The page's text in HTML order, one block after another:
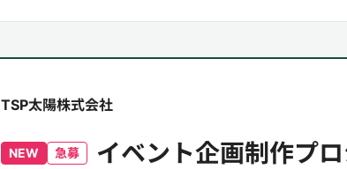
TSP太陽株式会社
NEW 急募 イベント企画制作プ